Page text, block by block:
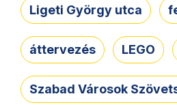
Ligeti György utca
áttervezés LEGO
Szabad Városok